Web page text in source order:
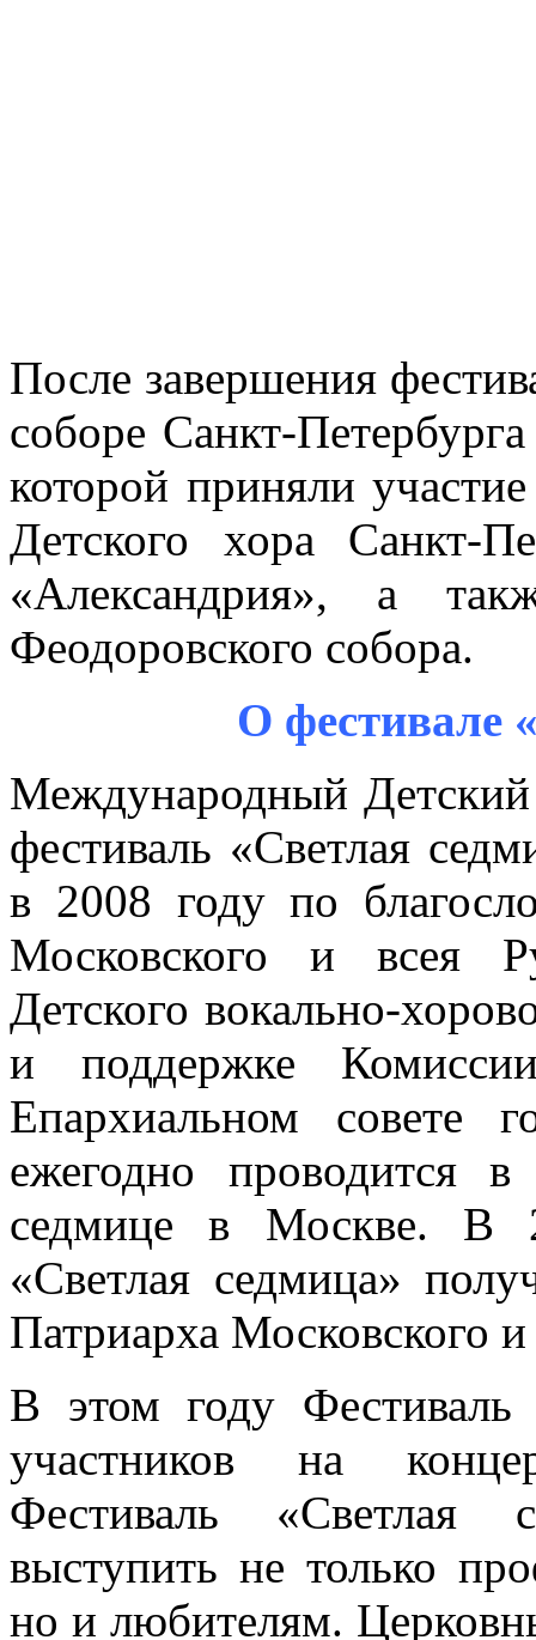
После завершения
соборе Санкт-
которой приняли
Детского хора Санкт-
«Александрия», а
Феодоровского собора.
О фестивале
Международный Детский
фестиваль «Светлая
в 2008 году по
Московского и всея
Детского вокально-
и поддержке
Епархиальном
ежегодно проводится
седмице в Москве. В
«Светлая седмица»
Патриарха Московского
В этом году Фестиваль
участников на
Фестиваль «Светлая
выступить не только
но и любителям.